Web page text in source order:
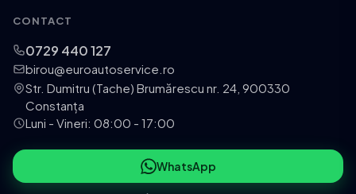
CONTACT
0729 440 127
birou@euroautoservice.ro
Str. Dumitru (Tache) Brumărescu nr. 24, 900330
Constanța
Luni - Vineri: 08:00 - 17:00
WhatsApp